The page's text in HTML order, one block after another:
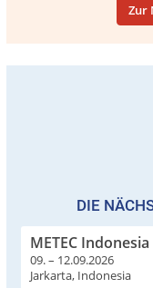
Zur
DIE
METEC Indonesia
09. – 12.09.2026
Jarkarta, Indonesia